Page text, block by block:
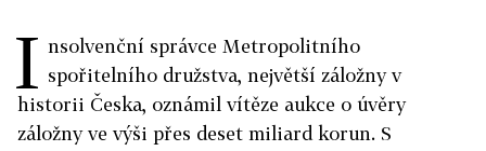
I nsolvenční správce Metropolitního
spořitelního družstva, největší záložny v
historii Česka, oznámil vítěze aukce o úvěry
záložny ve výši přes deset miliard korun. S